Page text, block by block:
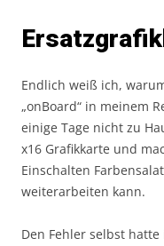
Endlich weiß ich,
„onBoard“ in meinem
einige Tage nicht zu
x16 Grafikkarte und
Einschalten
weiterarbeiten kann.
Den Fehler selbst